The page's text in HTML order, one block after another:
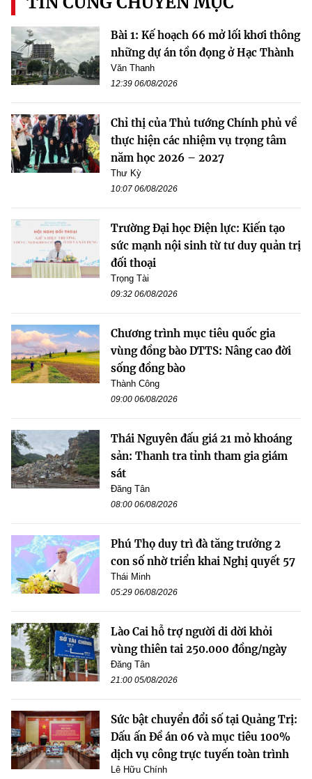
Bài 1: Kế hoạch 66 mở lối khơi thông
những dự án tồn đọng ở Hạc Thành
Văn Thanh
12:39 06/08/2026
Chỉ thị của Thủ tướng Chính phủ về
thực hiện các nhiệm vụ trọng tâm
năm học 2026 – 2027
Thư Kỳ
10:07 06/08/2026
Trường Đại học Điện lực: Kiến tạo
sức mạnh nội sinh từ tư duy quản trị
đối thoại
Trọng Tài
09:32 06/08/2026
Chương trình mục tiêu quốc gia
vùng đồng bào DTTS: Nâng cao đời
sống đồng bào
Thành Công
09:00 06/08/2026
Thái Nguyên đấu giá 21 mỏ khoáng
sản: Thanh tra tỉnh tham gia giám
sát
Đăng Tân
08:00 06/08/2026
Phú Thọ duy trì đà tăng trưởng 2
con số nhờ triển khai Nghị quyết 57
Thái Minh
05:29 06/08/2026
Lào Cai hỗ trợ người di dời khỏi
vùng thiên tai 250.000 đồng/ngày
Đăng Tân
21:00 05/08/2026
Sức bật chuyển đổi số tại Quảng Trị:
Dấu ấn Đề án 06 và mục tiêu 100%
dịch vụ công trực tuyến toàn trình
Lê Hữu Chính